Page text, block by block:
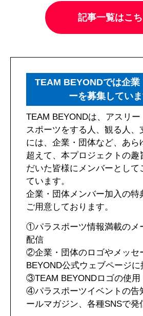
記事一覧はこ
TEAM BEYONDでは企業
ーを募集していま
TEAM BEYONDは、アスリー
スポーツをする人、観る人、
には、企業・団体など、あら
超えて、本プロジェクトの趣
だいた皆様にメンバーとして
ています。
企業・団体メンバー加入の特
ご用意しております。
①パラスポーツ情報満載のメ
配信
②企業・団体のロゴやメッセ
BEYOND公式ウェブページに
③TEAM BEYONDロゴの使用
④パラスポーツイベントの告
ールマガジン、各種SNSで発